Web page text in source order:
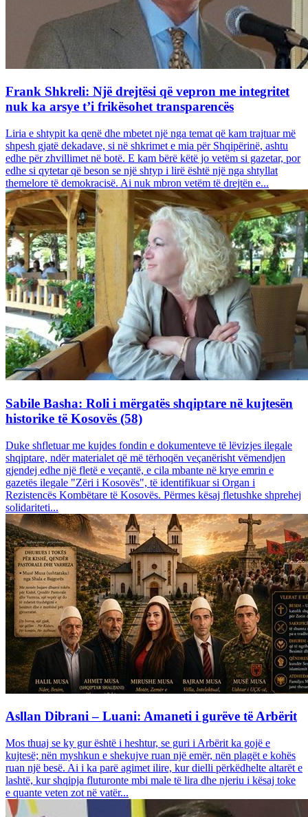
Frank Shkreli: Një drejtësi që vepron me integritet
nuk ka arsye t’i frikësohet transparencës
Liria e shtypit ka qenë dhe mbetet një nga temat që kam trajtuar më
shpesh gjatë dekadave, si në shkrimet e mia për Shqipërinë, ashtu
edhe për zhvillimet në botë. E kam bërë këtë jo vetëm si gazetar, por
edhe si qytetar që beson se një shtyp i lirë është një nga shtyllat
themelore të demokracisë. Ai nuk mbron vetëm të drejtën e...
Sabile Basha: Roli i mërgatës shqiptare në kujtesën
historike të Kosovës (58)
Duke shfletuar me kujdes fondin e dokumenteve të lëvizjes ilegale
shqiptare, ndër materialet që më tërhoqën veçanërisht vëmendjen
gjendej edhe një fletë e veçantë, e cila mbante në krye emrin e
gazetës ilegale "Zëri i Kosovës", të identifikuar si Organ i
Rezistencës Kombëtare të Kosovës. Përmes kësaj fletushke shprehej
solidariteti...
Asllan Dibrani – Luani: Amaneti i gurëve të Arbërit
Mos thuaj se ky gur është i heshtur, se guri i Arbërit ka gojë e
kujtesë; nën myshkun e shekujve ruan një emër, nën plagët e kohës
ruan një besë. Ai i ka parë agimet ilire, kur dielli përkëdhelte altarët e
lashtë, kur shqipja fluturonte mbi male të lira dhe njeriu i kësaj toke
e quante veten zot në vatër...